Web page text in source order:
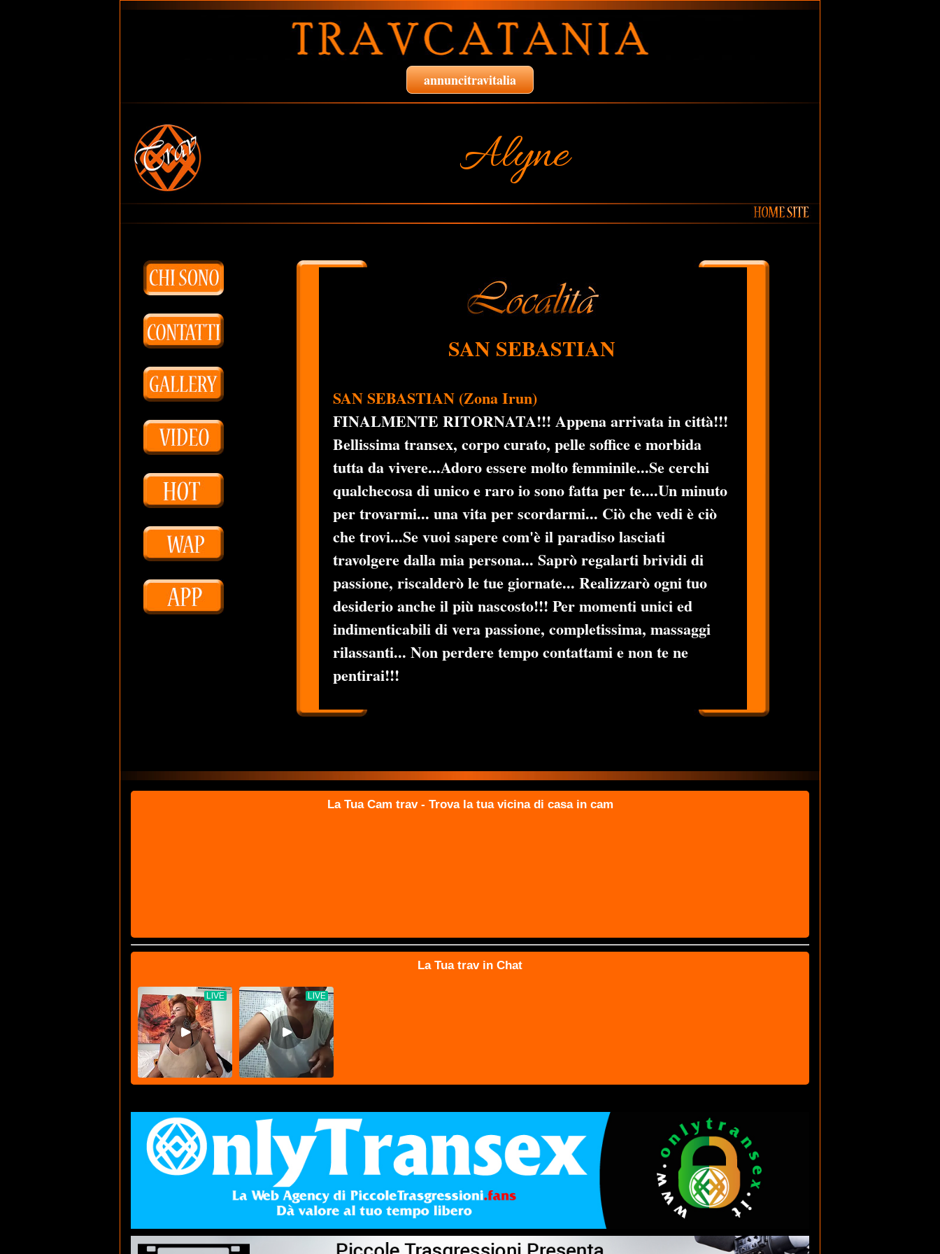
annuncitravitalia
Alyne
SAN SEBASTIAN
SAN SEBASTIAN (Zona Irun)
FINALMENTE RITORNATA!!! Appena arrivata in città!!!
Bellissima transex, corpo curato, pelle soffice e morbida
tutta da vivere...Adoro essere molto femminile...Se cerchi
qualchecosa di unico e raro io sono fatta per te....Un minuto
per trovarmi... una vita per scordarmi... Ciò che vedi è ciò
che trovi...Se vuoi sapere com'è il paradiso lasciati
travolgere dalla mia persona... Saprò regalarti brividi di
passione, riscalderò le tue giornate... Realizzarò ogni tuo
desiderio anche il più nascosto!!! Per momenti unici ed
indimenticabili di vera passione, completissima, massaggi
rilassanti... Non perdere tempo contattami e non te ne
pentirai!!!
La Tua Cam trav - Trova la tua vicina di casa in cam
La Tua trav in Chat